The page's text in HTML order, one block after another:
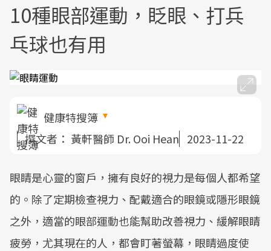
10種眼部運動，眨眼、打兵
乓球也有用
健康特搜簿
撰文者： 黃軒醫師 Dr. Ooi Hean 2023-11-22
眼睛是心靈的窗戶，擁有良好的視力是每個人都希望
的。除了定期檢查視力、配戴適合的眼鏡或隱形眼鏡
之外，適當的眼部運動也能幫助改善視力、緩解眼睛
疲勞，尤其現在的人，都會盯著螢幕，眼睛過度使